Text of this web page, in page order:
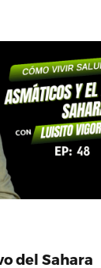
del Sahara